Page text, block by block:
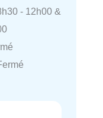
- 12h00 &